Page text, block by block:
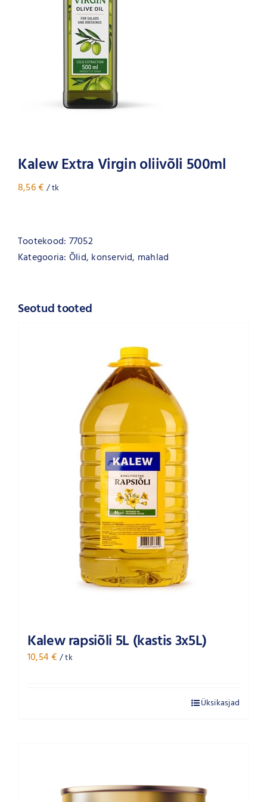
Kalew Extra Virgin oliivõli 500ml
8,56€ / tk
Tootekood: 77052
Kategooria: Õlid, konservid, mahlad
Seotud tooted
Kalew rapsiõli 5L (kastis 3x5L)
10,54€ / tk
Üksikasjad